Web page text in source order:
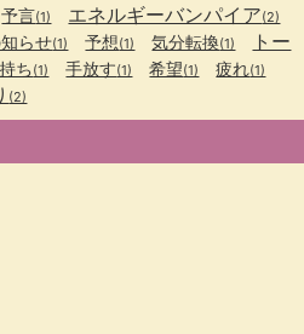
予言(1) エネルギーバンパイア(2)
らせ(1) 予想(1) 気分転換(1)
トー
ち(1) 手放す(1) 希望(1) 疲れ(1)
(2)